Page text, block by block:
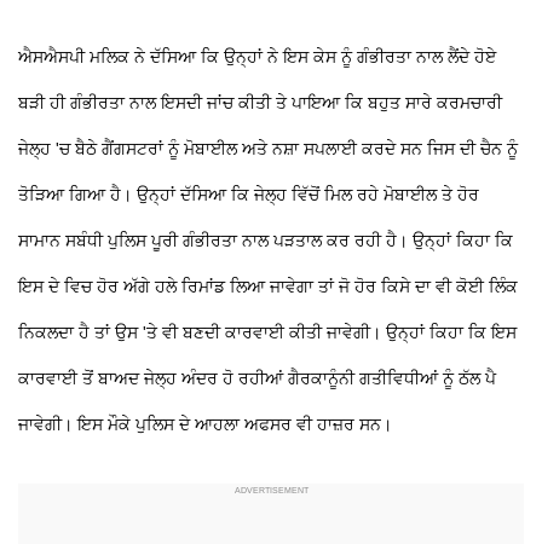
ਐਸਐਸਪੀ ਮਲਿਕ ਨੇ ਦੱਸਿਆ ਕਿ ਉਨ੍ਹਾਂ ਨੇ ਇਸ ਕੇਸ ਨੂੰ ਗੰਭੀਰਤਾ ਨਾਲ ਲੈਂਦੇ ਹੋਏ
ਬੜੀ ਹੀ ਗੰਭੀਰਤਾ ਨਾਲ ਇਸਦੀ ਜਾਂਚ ਕੀਤੀ ਤੇ ਪਾਇਆ ਕਿ ਬਹੁਤ ਸਾਰੇ ਕਰਮਚਾਰੀ
ਜੇਲ੍ਹ 'ਚ ਬੈਠੇ ਗੈਂਗਸਟਰਾਂ ਨੂੰ ਮੋਬਾਈਲ ਅਤੇ ਨਸ਼ਾ ਸਪਲਾਈ ਕਰਦੇ ਸਨ ਜਿਸ ਦੀ ਚੈਨ ਨੂੰ
ਤੋੜਿਆ ਗਿਆ ਹੈ। ਉਨ੍ਹਾਂ ਦੱਸਿਆ ਕਿ ਜੇਲ੍ਹ ਵਿੱਚੋਂ ਮਿਲ ਰਹੇ ਮੋਬਾਈਲ ਤੇ ਹੋਰ
ਸਾਮਾਨ ਸਬੰਧੀ ਪੁਲਿਸ ਪੂਰੀ ਗੰਭੀਰਤਾ ਨਾਲ ਪੜਤਾਲ ਕਰ ਰਹੀ ਹੈ। ਉਨ੍ਹਾਂ ਕਿਹਾ ਕਿ
ਇਸ ਦੇ ਵਿਚ ਹੋਰ ਅੱਗੇ ਹਲੇ ਰਿਮਾਂਡ ਲਿਆ ਜਾਵੇਗਾ ਤਾਂ ਜੋ ਹੋਰ ਕਿਸੇ ਦਾ ਵੀ ਕੋਈ ਲਿੰਕ
ਨਿਕਲਦਾ ਹੈ ਤਾਂ ਉਸ 'ਤੇ ਵੀ ਬਣਦੀ ਕਾਰਵਾਈ ਕੀਤੀ ਜਾਵੇਗੀ। ਉਨ੍ਹਾਂ ਕਿਹਾ ਕਿ ਇਸ
ਕਾਰਵਾਈ ਤੋਂ ਬਾਅਦ ਜੇਲ੍ਹ ਅੰਦਰ ਹੋ ਰਹੀਆਂ ਗੈਰਕਾਨੂੰਨੀ ਗਤੀਵਿਧੀਆਂ ਨੂੰ ਠੱਲ ਪੈ
ਜਾਵੇਗੀ। ਇਸ ਮੌਕੇ ਪੁਲਿਸ ਦੇ ਆਹਲਾ ਅਫਸਰ ਵੀ ਹਾਜ਼ਰ ਸਨ।